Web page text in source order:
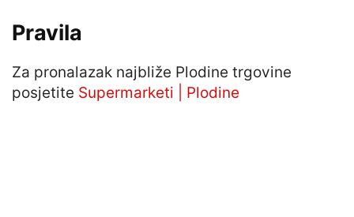
Pravila
Za pronalazak najbliže Plodine trgovine
posjetite Supermarketi | Plodine